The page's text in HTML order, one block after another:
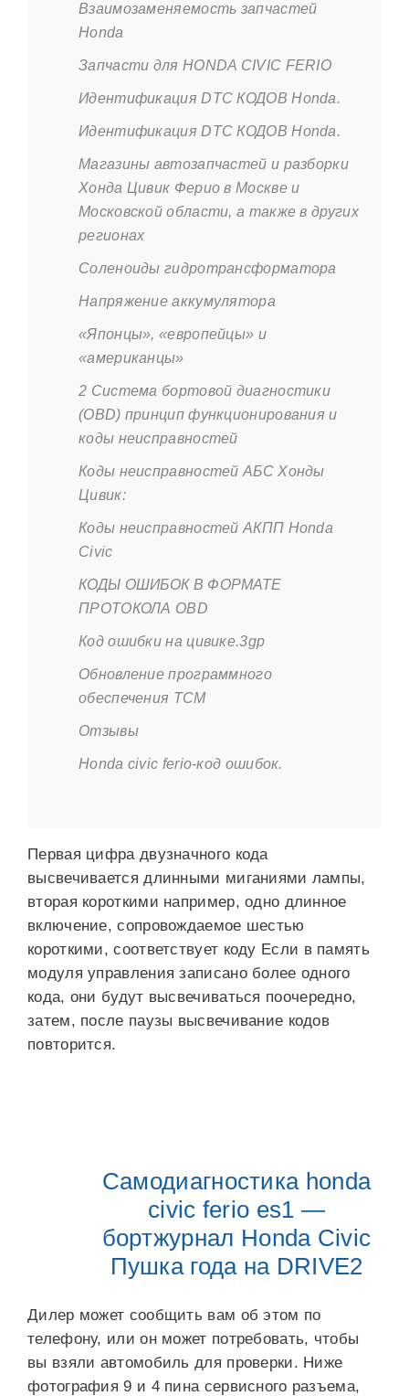
Взаимозаменяемость запчастей
Honda
Запчасти для HONDA CIVIC FERIO
Идентификация DTC КОДОВ Honda.
Идентификация DTC КОДОВ Honda.
Магазины автозапчастей и разборки
Хонда Цивик Ферио в Москве и
Московской области, а также в других
регионах
Соленоиды гидротрансформатора
Напряжение аккумулятора
«Японцы», «европейцы» и
«американцы»
2 Система бортовой диагностики
(OBD) принцип функционирования и
коды неисправностей
Коды неисправностей АБС Хонды
Цивик:
Коды неисправностей АКПП Honda
Civic
КОДЫ ОШИБОК В ФОРМАТЕ
ПРОТОКОЛА OBD
Код ошибки на цивике.3gp
Обновление программного
обеспечения TCM
Отзывы
Honda civic ferio-код ошибок.
Первая цифра двузначного кода
высвечивается длинными миганиями лампы,
вторая короткими например, одно длинное
включение, сопровождаемое шестью
короткими, соответствует коду Если в память
модуля управления записано более одного
кода, они будут высвечиваться поочередно,
затем, после паузы высвечивание кодов
повторится.
Самодиагностика honda
civic ferio es1 —
бортжурнал Honda Civic
Пушка года на DRIVE2
Дилер может сообщить вам об этом по
телефону, или он может потребовать, чтобы
вы взяли автомобиль для проверки. Ниже
фотография 9 и 4 пина сервисного разъема,